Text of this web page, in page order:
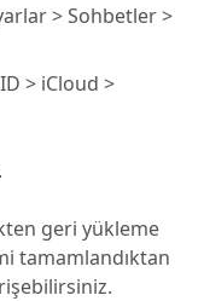
> Sohbetler >
> iCloud >
geri yükleme
tamamlandıktan